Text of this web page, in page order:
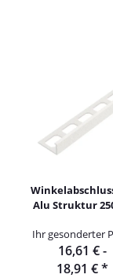
Alu Struktur
Ihr gesonderter
16,61 € -
18,91 €*